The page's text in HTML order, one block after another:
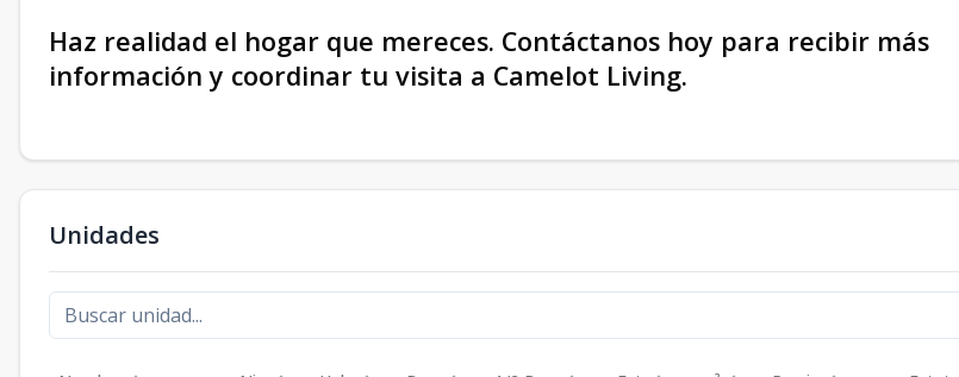
Haz realidad el hogar que mereces. Contáctanos hoy para recibir más
información y coordinar tu visita a Camelot Living.
Unidades